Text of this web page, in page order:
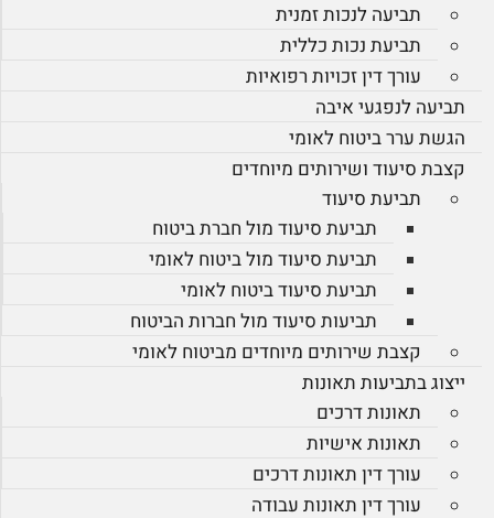
תביעה לנכות זמנית
תביעת נכות כללית
עורך דין זכויות רפואיות
תביעה לנפגעי איבה
הגשת ערר ביטוח לאומי
קצבת סיעוד ושירותים מיוחדים
תביעת סיעוד
תביעת סיעוד מול חברת ביטוח
תביעת סיעוד מול ביטוח לאומי
תביעת סיעוד ביטוח לאומי
תביעות סיעוד מול חברות הביטוח
קצבת שירותים מיוחדים מביטוח לאומי
ייצוג בתביעות תאונות
תאונות דרכים
תאונות אישיות
עורך דין תאונות דרכים
עורך דין תאונות עבודה